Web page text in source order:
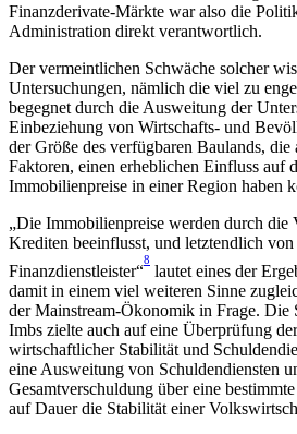
Finanzderivate-Märkte war also die
Administration direkt verantwortlich.
Der vermeintlichen Schwäche solcher
Untersuchungen, nämlich die viel zu
begegnet durch die Ausweitung der
Einbeziehung von Wirtschafts- und
der Größe des verfügbaren Baulands,
Faktoren, einen erheblichen Einfluss auf
Immobilienpreise in einer Region haben
„Die Immobilienpreise werden durch die
Krediten beeinflusst, und letztendlich
Finanzdienstleister“
8
lautet eines der
damit in einem viel weiteren Sinne
der Mainstream-Ökonomik in Frage. Die
Imbs zielte auch auf eine Überprüfung
wirtschaftlicher Stabilität und
eine Ausweitung von Schuldendiensten
Gesamtverschuldung über eine
auf Dauer die Stabilität einer